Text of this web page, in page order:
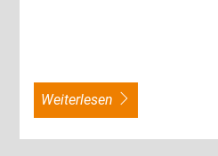
weiterlesen